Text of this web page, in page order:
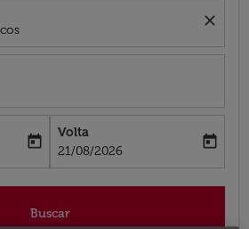
close
date-aria-label
today
Volta
fc-booking-return-date-aria-label
21/08/2026
today
Buscar